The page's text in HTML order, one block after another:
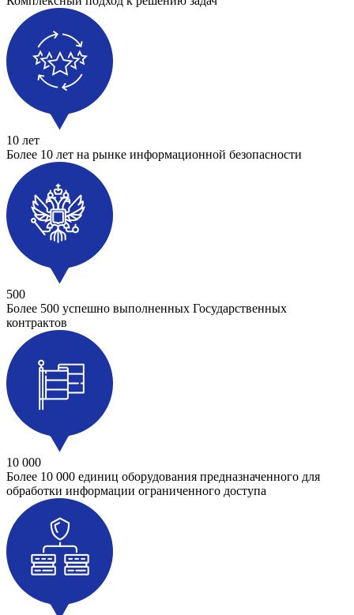
10 лет
Более 10 лет на рынке информационной безопасности
500
Более 500 успешно выполненных Государственных
контрактов
10 000
Более 10 000 единиц оборудования предназначенного для
обработки информации ограниченного доступа